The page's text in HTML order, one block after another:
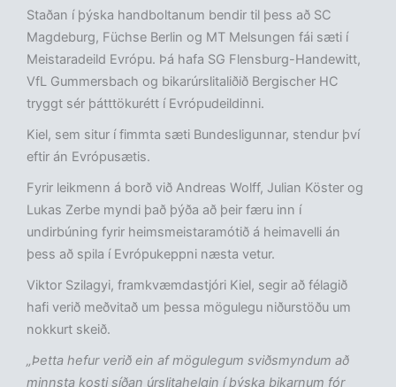
Staðan í þýska handboltanum bendir til þess að SC
Magdeburg, Füchse Berlin og MT Melsungen fái sæti í
Meistaradeild Evrópu. Þá hafa SG Flensburg-Handewitt,
VfL Gummersbach og bikarúrslitaliðið Bergischer HC
tryggt sér þátttökurétt í Evrópudeildinni.
Kiel, sem situr í fimmta sæti Bundesligunnar, stendur því
eftir án Evrópusætis.
Fyrir leikmenn á borð við Andreas Wolff, Julian Köster og
Lukas Zerbe myndi það þýða að þeir færu inn í
undirbúning fyrir heimsmeistaramótið á heimavelli án
þess að spila í Evrópukeppni næsta vetur.
Viktor Szilagyi, framkvæmdastjóri Kiel, segir að félagið
hafi verið meðvitað um þessa mögulegu niðurstöðu um
nokkurt skeið.
„Þetta hefur verið ein af mögulegum sviðsmyndum að
minnsta kosti síðan úrslitahelgin í þýska bikarnum fór